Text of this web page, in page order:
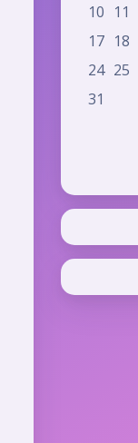
10 11
17 18
24 25
31